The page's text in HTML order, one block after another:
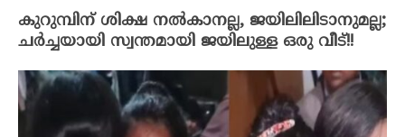
കുറുമ്പിന് ശിക്ഷ നൽകാനല്ല, ജയിലിലിടാനുമല്ല;
ചർച്ചയായി സ്വന്തമായി ജയിലുള്ള ഒരു വീട്!!